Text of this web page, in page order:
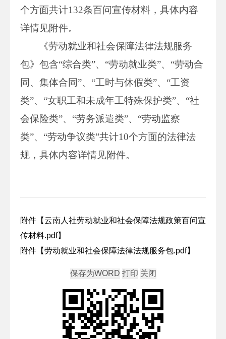
个方面共计132条百问宣传材料，具体内容
详情见附件。
《劳动就业和社会保障法律法规服务
包》包含“综合类”、“劳动就业类”、“劳动合
同、集体合同”、“工时与休假类”、“工资
类”、“女职工和未成年工特殊保护类”、“社
会保险类”、“劳务派遣类”、“劳动监察
类”、“劳动争议类”共计10个方面的法律法
规 ，具体内容详情见附件。
附件【云南人社劳动就业和社会保障法规政策百问宣
传材料.pdf】
附件【劳动就业和社会保障法律法规服务包.pdf】